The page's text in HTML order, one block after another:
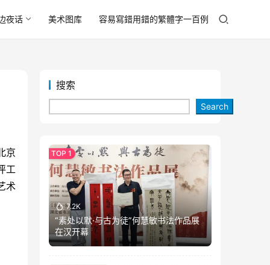
夜话 美术图库 容易寫錯用錯的繁體字一百例
京
工
术
搜索
Search
7.2K
“素处以默·与古为徒”何慧敏书法作品展
在汉开幕